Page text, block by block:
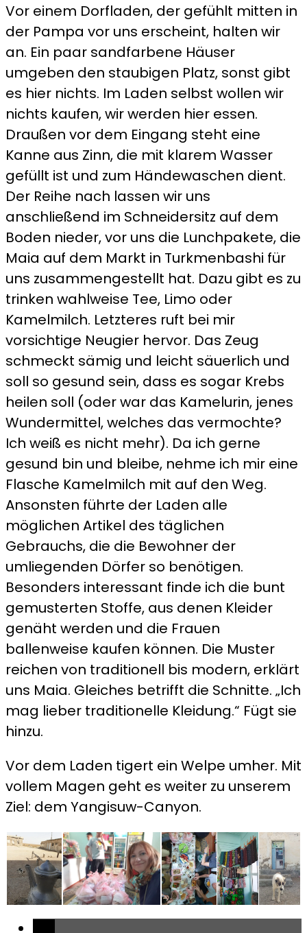
Vor einem Dorfladen, der gefühlt mitten in
der Pampa vor uns erscheint, halten wir
an. Ein paar sandfarbene Häuser
umgeben den staubigen Platz, sonst gibt
es hier nichts. Im Laden selbst wollen wir
nichts kaufen, wir werden hier essen.
Draußen vor dem Eingang steht eine
Kanne aus Zinn, die mit klarem Wasser
gefüllt ist und zum Händewaschen dient.
Der Reihe nach lassen wir uns
anschließend im Schneidersitz auf dem
Boden nieder, vor uns die Lunchpakete, die
Maia auf dem Markt in Turkmenbashi für
uns zusammengestellt hat. Dazu gibt es zu
trinken wahlweise Tee, Limo oder
Kamelmilch. Letzteres ruft bei mir
vorsichtige Neugier hervor. Das Zeug
schmeckt sämig und leicht säuerlich und
soll so gesund sein, dass es sogar Krebs
heilen soll (oder war das Kamelurin, jenes
Wundermittel, welches das vermochte?
Ich weiß es nicht mehr). Da ich gerne
gesund bin und bleibe, nehme ich mir eine
Flasche Kamelmilch mit auf den Weg.
Ansonsten führte der Laden alle
möglichen Artikel des täglichen
Gebrauchs, die die Bewohner der
umliegenden Dörfer so benötigen.
Besonders interessant finde ich die bunt
gemusterten Stoffe, aus denen Kleider
genäht werden und die Frauen
ballenweise kaufen können. Die Muster
reichen von traditionell bis modern, erklärt
uns Maia. Gleiches betrifft die Schnitte. „Ich
mag lieber traditionelle Kleidung.“ Fügt sie
hinzu.
Vor dem Laden tigert ein Welpe umher. Mit
vollem Magen geht es weiter zu unserem
Ziel: dem Yangisuw-Canyon.